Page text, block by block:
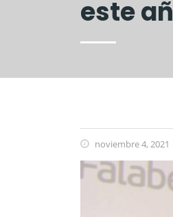
este
noviembre 4, 2021